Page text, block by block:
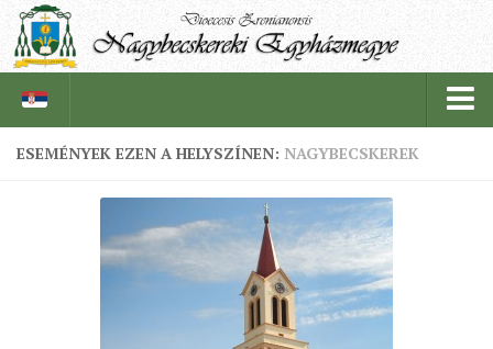
TÖRTÉNELEM
EGYHÁZI INTÉZMÉNYEINK
EGYHÁZMEGYEI LEVÉLTÁR
ESEMÉNYEK EZEN A HELYSZÍNEN: NAGYBECSKEREK